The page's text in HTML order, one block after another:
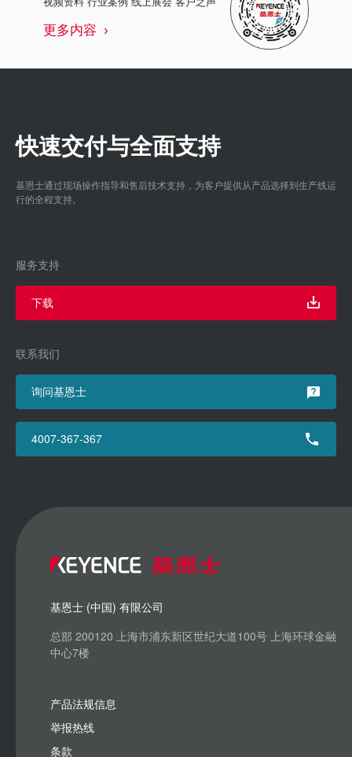
更多内容
快速交付与全面支持
基恩士通过现场操作指导和售后技术支持，为客户提供从产品选择到生产线运
行的全程支持。
服务支持
下载
联系我们
询问基恩士
4007-367-367
基恩士 (中国) 有限公司
总部 200120 上海市浦东新区世纪大道100号 上海环球金融
中心7楼
产品法规信息
举报热线
条款